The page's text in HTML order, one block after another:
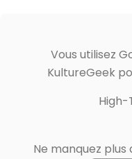
Vous utilisez
KultureGeek
High-
Ne manquez